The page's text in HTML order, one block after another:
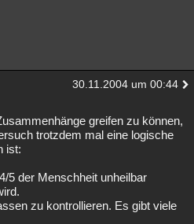
Alle Neue Geschlossen
30.11.2004 um 00:44
greifen zu können,
trotzdem mal eine logische
ist:
5 der Menschheit unheilbar
zu kontrollieren. Es gibt viele